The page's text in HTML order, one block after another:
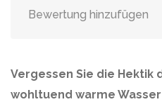
Bewertung hinzufügen
Vergessen Sie die Hektik
wohltuend warme